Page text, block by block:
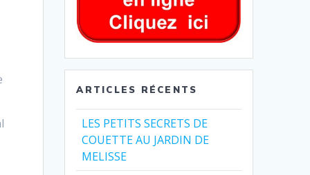
ARTICLES RÉCENTS
LES PETITS SECRETS DE
COUETTE AU JARDIN DE
MELISSE